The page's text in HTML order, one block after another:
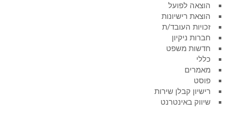
הוצאה לפועל
הוצאת רישיונות
זכויות העובד/ת
חברות ניקיון
חדשות משפט
כללי
מאמרים
פוסט
רישיון קבלן שירות
שיווק באינטרנט